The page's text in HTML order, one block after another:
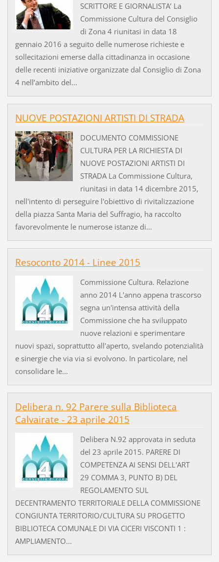
SCRITTORE E GIORNALISTA’ La
Commissione Cultura del Consiglio
di Zona 4 riunitasi in data 18
gennaio 2016 a seguito delle numerose richieste e
sollecitazioni emerse dalla cittadinanza in occasione
delle recenti iniziative organizzate dal Consiglio di Zona
4 nell’ambito del...
NUOVE POSTAZIONI ARTISTI DI STRADA
DOCUMENTO COMMISSIONE
CULTURA PER LA RICHIESTA DI
NUOVE POSTAZIONI ARTISTI DI
STRADA La Commissione Cultura,
riunitasi in data 14 dicembre 2015,
nell'intento di perseguire l'obiettivo di rivitalizzazione
della piazza Santa Maria del Suffragio, ha raccolto
favorevolmente le numerose istanze di...
Resoconto 2014 - Linee 2015
Commissione Cultura. Relazione
anno 2014 L'anno appena trascorso
segna un'intensa attività della
Commissione che ha sviluppato
nuove relazioni e sperimentare
nuovi spazi, soprattutto all'aperto, svelando potenzialità
e sinergie che via via si evolvono. In particolare, nel
consolidare le...
Delibera n. 92 Parere sulla Biblioteca
Calvairate - 23 aprile 2015
Delibera N.92 approvata in seduta
del 23 aprile 2015. PARERE DI
COMPETENZA AI SENSI DELL'ART
29 COMMA 3, PUNTO B) DEL
REGOLAMENTO SUL
DECENTRAMENTO TERRITORIALE DELLA COMMISSIONE
CONGIUNTA TERRITORIO/CULTURA SU PROGETTO
BIBLIOTECA COMUNALE DI VIA CICERI VISCONTI 1 :
AMPLIAMENTO...